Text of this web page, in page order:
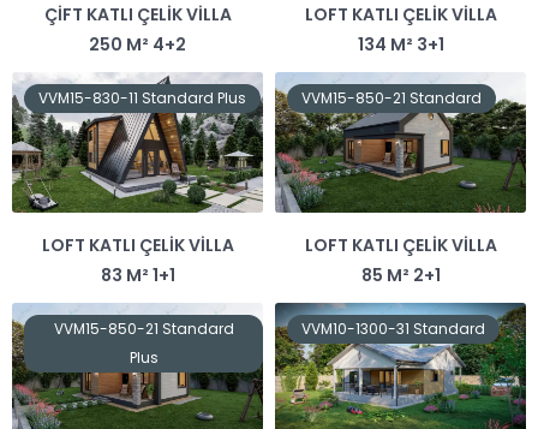
ÇIFT KATLI ÇELIK VILLA
250 M² 4+2
LOFT KATLI ÇELIK VILLA
134 M² 3+1
VVM15-830-11 Standard Plus
LOFT KATLI ÇELIK VILLA
83 M² 1+1
VVM15-850-21 Standard
LOFT KATLI ÇELIK VILLA
85 M² 2+1
VVM15-850-21 Standard
Plus
VVM10-1300-31 Standard